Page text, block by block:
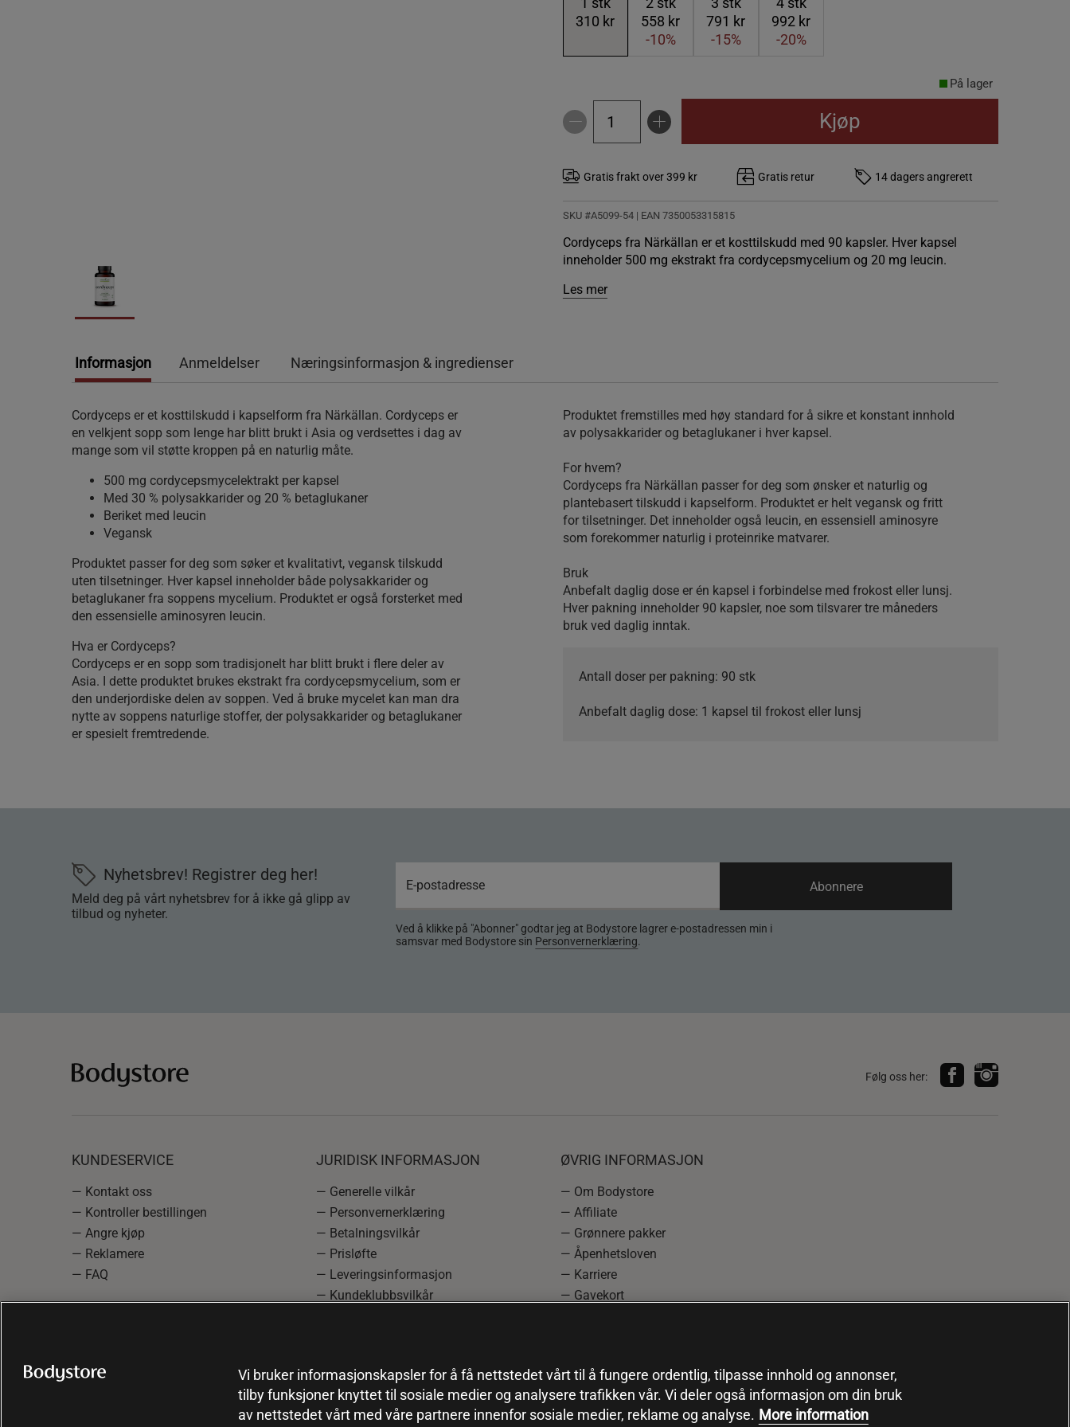
310 kr
558 kr
-10%
791 kr
-15%
992 kr
-20%
På lager
Kjøp
Gratis frakt over 399 kr Gratis retur 14 dagers angrerett
SKU #A5099-54 | EAN 7350053315815
Cordyceps fra Närkällan er et kosttilskudd med 90 kapsler. Hver kapsel
inneholder 500 mg ekstrakt fra cordycepsmycelium og 20 mg leucin.
Les mer
Informasjon Anmeldelser Næringsinformasjon & ingredienser
Cordyceps er et kosttilskudd i kapselform fra Närkällan. Cordyceps er
en velkjent sopp som lenge har blitt brukt i Asia og verdsettes i dag av
mange som vil støtte kroppen på en naturlig måte.
500 mg cordycepsmycelektrakt per kapsel
Med 30 % polysakkarider og 20 % betaglukaner
Beriket med leucin
Vegansk
Produktet passer for deg som søker et kvalitativt, vegansk tilskudd
uten tilsetninger. Hver kapsel inneholder både polysakkarider og
betaglukaner fra soppens mycelium. Produktet er også forsterket med
den essensielle aminosyren leucin.
Hva er Cordyceps?
Cordyceps er en sopp som tradisjonelt har blitt brukt i flere deler av
Asia. I dette produktet brukes ekstrakt fra cordycepsmycelium, som er
den underjordiske delen av soppen. Ved å bruke mycelet kan man dra
nytte av soppens naturlige stoffer, der polysakkarider og betaglukaner
er spesielt fremtredende.
Produktet fremstilles med høy standard for å sikre et konstant innhold
av polysakkarider og betaglukaner i hver kapsel.
For hvem?
Cordyceps fra Närkällan passer for deg som ønsker et naturlig og
plantebasert tilskudd i kapselform. Produktet er helt vegansk og fritt
for tilsetninger. Det inneholder også leucin, en essensiell aminosyre
som forekommer naturlig i proteinrike matvarer.
Bruk
Anbefalt daglig dose er én kapsel i forbindelse med frokost eller lunsj.
Hver pakning inneholder 90 kapsler, noe som tilsvarer tre måneders
bruk ved daglig inntak.
Antall doser per pakning: 90 stk
Anbefalt daglig dose: 1 kapsel til frokost eller lunsj
Nyhetsbrev! Registrer deg her!
Meld deg på vårt nyhetsbrev for å ikke gå glipp av
tilbud og nyheter.
Ved å klikke på "Abonner" godtar jeg at Bodystore lagrer e-postadressen min i
samsvar med Bodystore sin Personvernerklæring.
Abonnere
Følg oss her:
KUNDESERVICE
— Kontakt oss
— Kontroller bestillingen
— Angre kjøp
— Reklamere
— FAQ
JURIDISK INFORMASJON
— Generelle vilkår
— Personvernerklæring
— Betalningsvilkår
— Prisløfte
— Leveringsinformasjon
— Kundeklubbsvilkår
ØVRIG INFORMASJON
— Om Bodystore
— Affiliate
— Grønnere pakker
— Åpenhetsloven
— Karriere
— Gavekort
Vi bruker informasjonskapsler for å få nettstedet vårt til å fungere ordentlig, tilpasse innhold og annonser,
tilby funksjoner knyttet til sosiale medier og analysere trafikken vår. Vi deler også informasjon om din bruk
av nettstedet vårt med våre partnere innenfor sosiale medier, reklame og analyse. More information